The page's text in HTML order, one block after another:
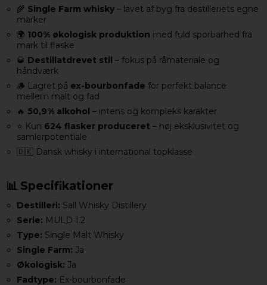
🌾 Single Farm whisky– lavet af byg fra destilleriets egne
marker
🌍 100% økologisk produktion med fuld sporbarhed fra
mark til flaske
🥃 Destillatdrevet stil – fokus på råmateriale og
håndværk
🪵 Lagret på ex-bourbonfade for perfekt balance
mellem malt og fad
🔥 50,9% alkohol – intens og kompleks karakter
⭐ Kun 624 flasker produceret – høj eksklusivitet og
samlerpotentiale
🇩🇰 Dansk whisky i international topklasse
📊 Specifikationer
Destilleri: Sall Whisky Distillery
Serie: MULD 1.2
Type: Single Malt Whisky
Single Farm: Ja
Økologisk: Ja
Fadtype: Ex-bourbonfade